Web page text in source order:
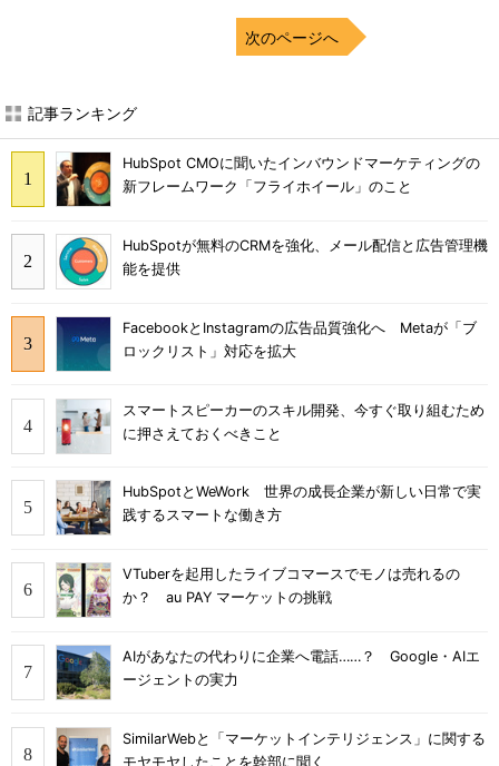
次のページへ
記事ランキング
HubSpot CMOに聞いたインバウンドマーケティングの
新フレームワーク「フライホイール」のこと
HubSpotが無料のCRMを強化、メール配信と広告管理機
能を提供
FacebookとInstagramの広告品質強化へ Metaが「ブ
ロックリスト」対応を拡大
スマートスピーカーのスキル開発、今すぐ取り組むため
に押さえておくべきこと
HubSpotとWeWork 世界の成長企業が新しい日常で実
践するスマートな働き方
VTuberを起用したライブコマースでモノは売れるの
か？ au PAY マーケットの挑戦
AIがあなたの代わりに企業へ電話……？ Google・AIエ
ージェントの実力
SimilarWebと「マーケットインテリジェンス」に関する
モヤモヤしたことを幹部に聞く